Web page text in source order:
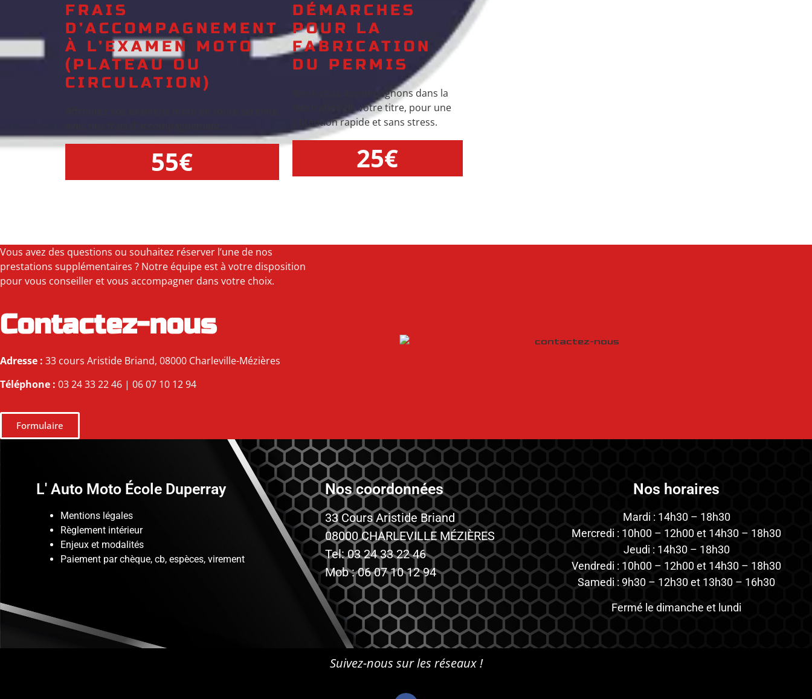
FRAIS
D’ACCOMPAGNEMENT
À L’EXAMEN MOTO
(PLATEAU OU
CIRCULATION)
55€
DÉMARCHES
POUR LA
FABRICATION
DU PERMIS
Nous vous accompagnons dans la
fabrication de votre titre, pour une
obtention rapide et sans stress.
25€
Vous avez des questions ou souhaitez réserver l’une de nos
prestations supplémentaires ? Notre équipe est à votre disposition
pour vous conseiller et vous accompagner dans votre choix.
Contactez-nous
Adresse : 33 cours Aristide Briand, 08000 Charleville-Mézières
Téléphone : 03 24 33 22 46 | 06 07 10 12 94
Formulaire
L' Auto Moto École Duperray
Mentions légales
Règlement intérieur
Enjeux et modalités
Paiement par chèque, cb, espèces, virement
Nos coordonnées
33 Cours Aristide Briand
08000 CHARLEVILLE MÉZIÈRES
Tel: 03 24 33 22 46
Mob : 06 07 10 12 94
Nos horaires
Mardi : 14h30 – 18h30
Mercredi : 10h00 – 12h00 et 14h30 – 18h30
Jeudi : 14h30 – 18h30
Vendredi : 10h00 – 12h00 et 14h30 – 18h30
Samedi : 9h30 – 12h30 et 13h30 – 16h30
Fermé le dimanche et lundi
Suivez-nous sur les réseaux !